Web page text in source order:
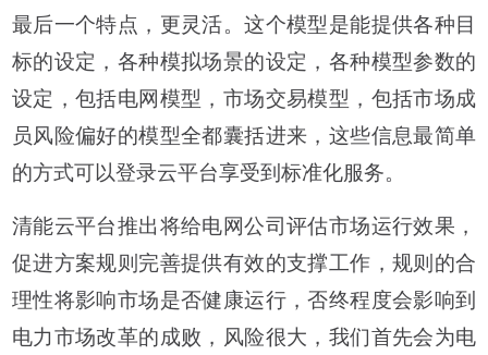
最后一个特点，更灵活。这个模型是能提供各种目
标的设定，各种模拟场景的设定，各种模型参数的
设定，包括电网模型，市场交易模型，包括市场成
员风险偏好的模型全都囊括进来，这些信息最简单
的方式可以登录云平台享受到标准化服务。
清能云平台推出将给电网公司评估市场运行效果，
促进方案规则完善提供有效的支撑工作，规则的合
理性将影响市场是否健康运行，否终程度会影响到
电力市场改革的成败，风险很大，我们首先会为电